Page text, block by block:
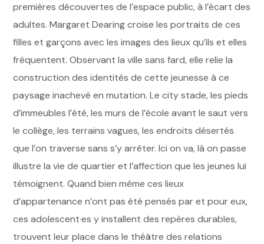
premières découvertes de l’espace public, à l’écart des
adultes. Margaret Dearing croise les portraits de ces
filles et garçons avec les images des lieux qu’ils et elles
fréquentent. Observant la ville sans fard, elle relie la
construction des identités de cette jeunesse à ce
paysage inachevé en mutation. Le city stade, les pieds
d’immeubles l’été, les murs de l’école avant le saut vers
le collège, les terrains vagues, les endroits désertés
que l’on traverse sans s’y arrêter. Ici on va, là on passe
illustre la vie de quartier et l’affection que les jeunes lui
témoignent. Quand bien même ces lieux
d’appartenance n’ont pas été pensés par et pour eux,
ces adolescent·es y installent des repères durables,
trouvent leur place dans le théâtre des relations